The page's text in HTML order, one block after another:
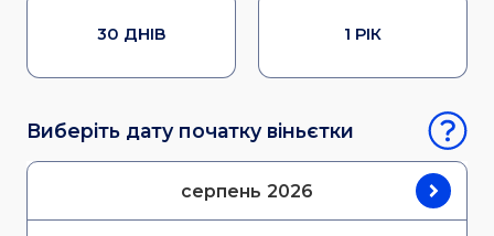
30 ДНІВ 1 РІК
Виберіть дату початку віньєтки
серпень 2026